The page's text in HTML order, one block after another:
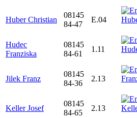
Huber Christian
08145
84-47
E.04
Hudec
Franziska
08145
84-61
1.11
Jilek Franz
08145
84-36
2.13
Keller Josef
08145
84-65
2.13